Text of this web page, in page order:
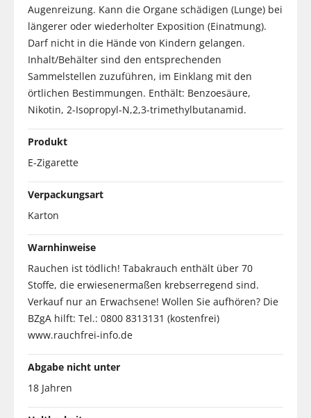
Augenreizung. Kann die Organe schädigen (Lunge) bei
längerer oder wiederholter Exposition (Einatmung).
Darf nicht in die Hände von Kindern gelangen.
Inhalt/Behälter sind den entsprechenden
Sammelstellen zuzuführen, im Einklang mit den
örtlichen Bestimmungen. Enthält: Benzoesäure,
Nikotin, 2-Isopropyl-N,2,3-trimethylbutanamid.
Produkt
E-Zigarette
Verpackungsart
Karton
Warnhinweise
Rauchen ist tödlich! Tabakrauch enthält über 70
Stoffe, die erwiesenermaßen krebserregend sind.
Verkauf nur an Erwachsene! Wollen Sie aufhören? Die
BZgA hilft: Tel.: 0800 8313131 (kostenfrei)
www.rauchfrei-info.de
Abgabe nicht unter
18 Jahren